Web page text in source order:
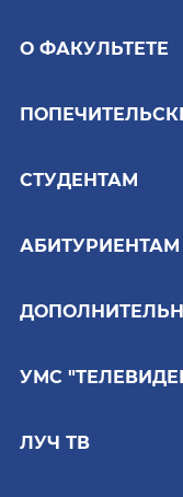
О ФАКУЛЬТЕТЕ
СТУДЕНТАМ
АБИТУРИЕНТАМ
УМС
ЛУЧ ТВ